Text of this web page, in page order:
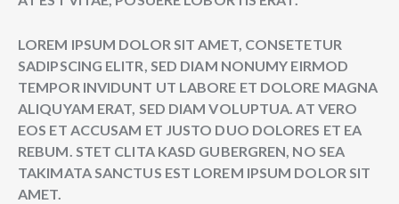
LOREM IPSUM DOLOR SIT AMET, CONSETETUR
SADIPSCING ELITR, SED DIAM NONUMY EIRMOD
TEMPOR INVIDUNT UT LABORE ET DOLORE MAGNA
ALIQUYAM ERAT, SED DIAM VOLUPTUA. AT VERO
EOS ET ACCUSAM ET JUSTO DUO DOLORES ET EA
REBUM. STET CLITA KASD GUBERGREN, NO SEA
TAKIMATA SANCTUS EST LOREM IPSUM DOLOR SIT
AMET.